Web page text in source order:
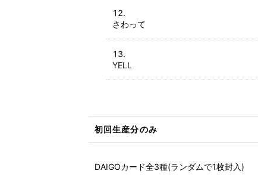
さわって
YELL
初回生産分のみ
DAIGOカード全3種(ランダムで1枚封入)